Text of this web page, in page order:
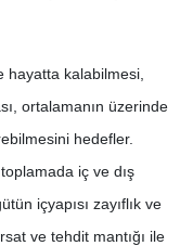
kalabilmesi,
ortalamanın üzerinde
hedefler.
iç ve dış
içyapısı zayıflık ve
ve tehdit mantığı ile